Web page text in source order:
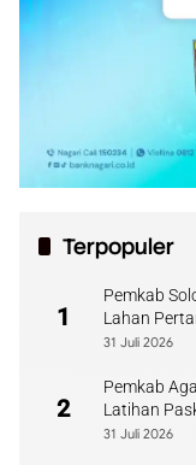
Terpopuler
1
Pemkab
Lahan
31 Juli 2026
2
Pemkab
Latihan
31 Juli 2026